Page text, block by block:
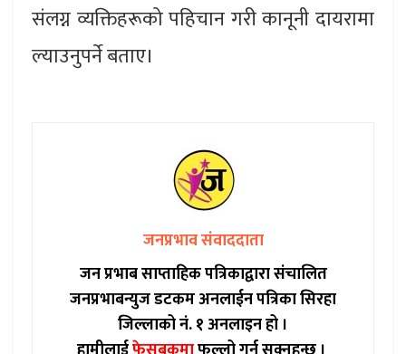
संलग्न व्यक्तिहरूको पहिचान गरी कानूनी दायरामा
ल्याउनुपर्ने बताए।
जनप्रभाव संवाददाता
जन प्रभाब साप्ताहिक पत्रिकाद्वारा संचालित
जनप्रभाबन्युज डटकम अनलाईन पत्रिका सिरहा
जिल्लाको नं. १ अनलाइन हो ।